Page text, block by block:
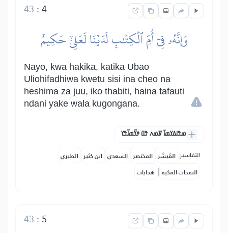
4
:
43
وَإِنَّهُۥ فِيٓ أُمِّ ٱلۡكِتَٰبِ لَدَيۡنَا لَعَلِيٌّ حَكِيمٌ
Nayo, kwa hakika, katika Ubao
Uliohifadhiwa kwetu sisi ina cheo na
heshima za juu, iko thabiti, haina tafauti
ndani yake wala kugongana.
ߘߟߊߡߌߘߊ߫ ߜߘߍ ߟߎ߫ ߦߌ߬ߘߊ߬ߟߌ
التفاسير: المُيسَّر المختصر السعدي ابن كثير الطبري
النفحات المكية | هدايات
5
:
43